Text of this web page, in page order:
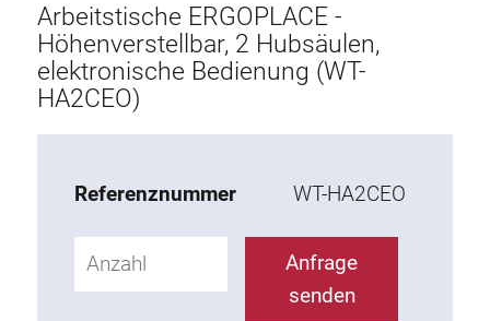
Tischplatte
Tablar
Egänzende Elemente
ESD Zubehör
Materialwagen
Arbeitsstuhl
Arbeitstische ERGOPLACE -
Höhenverstellbar, 2 Hubsäulen,
elektronische Bedienung (WT-
HA2CEO)
Referenznummer WT-HA2CEO
Anfrage
senden